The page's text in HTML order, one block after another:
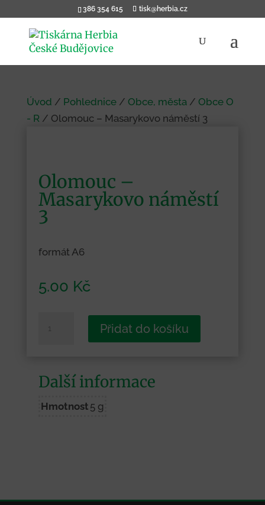
386 354 615 tisk@herbia.cz
search
Úvod / Pohlednice/ Obce, města/ Obce O
- R/ Olomouc – Masarykovo náměstí 3
Olomouc –
Masarykovo náměstí
3
formát A6
5.00 Kč
3
množství
Přidat do košíku
Další informace
Hmotnost 5 g